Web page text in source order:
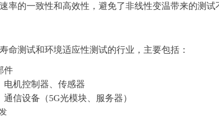
率的一致性和高效性，避免了非线性变温带来的测试
命测试和环境适应性测试的行业，主要包括：
件
电机控制器、传感器
通信设备（5G光模块、服务器）